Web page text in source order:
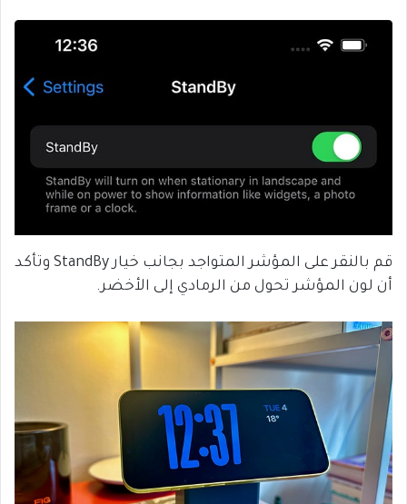
قم بالنقر على المؤشر المتواجد بجانب خيار StandBy وتأكد
أن لون المؤشر تحول من الرمادي إلى الأخضر.